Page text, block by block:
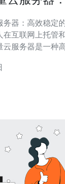
：高效稳定的云服务
在互联网上托管
云服务器是一种
。 新加坡轻量云服务器采用